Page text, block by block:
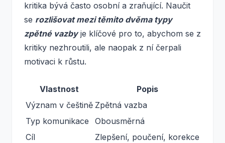
kritika bývá často osobní a zraňující. Naučit
se rozlišovat mezi těmito dvěma typy
zpětné vazbyje klíčové pro to, abychom se z
kritiky nezhroutili, ale naopak z ní čerpali
motivaci k růstu.
Vlastnost
Popis
Význam v češtině Zpětná vazba
Typ komunikace
Obousměrná
Cíl
Zlepšení, poučení, korekce